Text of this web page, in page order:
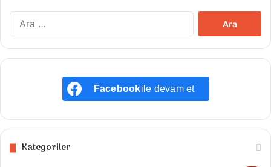
Facebookile devam et
Kategoriler